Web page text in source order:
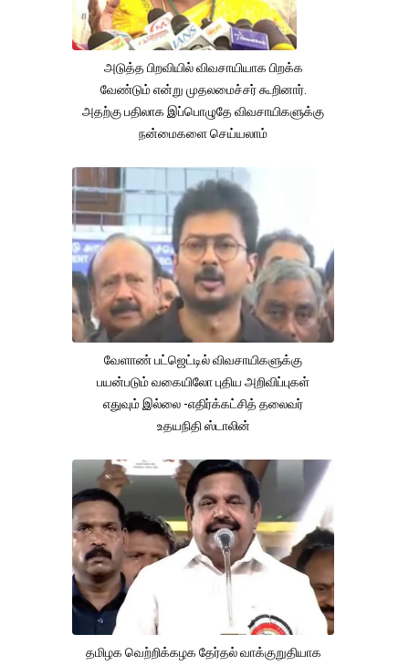
அடுத்த பிறவியில் விவசாயியாக பிறக்க
வேண்டும் என்று முதலமைச்சர் கூறினார்.
அதற்கு பதிலாக இப்பொழுதே விவசாயிகளுக்கு
நன்மைகளை செய்யலாம்
வேளாண் பட்ஜெட்டில் விவசாயிகளுக்கு
பயன்படும் வகையிலோ புதிய அறிவிப்புகள்
எதுவும் இல்லை -எதிர்க்கட்சித் தலைவர்
உதயநிதி ஸ்டாலின்
தமிழக வெற்றிக்கழக தேர்தல் வாக்குறுதியாக